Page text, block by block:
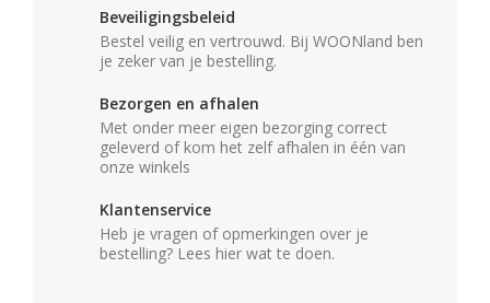
Beveiligingsbeleid
Bestel veilig en vertrouwd. Bij WOONland ben
je zeker van je bestelling.
Bezorgen en afhalen
Met onder meer eigen bezorging correct
geleverd of kom het zelf afhalen in één van
onze winkels
Klantenservice
Heb je vragen of opmerkingen over je
bestelling? Lees hier wat te doen.